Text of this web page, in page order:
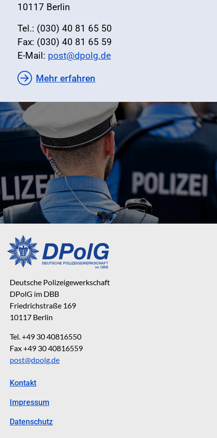
10117 Berlin
Tel.: (030) 40 81 65 50
Fax: (030) 40 81 65 59
E-Mail: post@dpolg.de
Mehr erfahren
Deutsche Polizeigewerkschaft
DPolG im DBB
Friedrichstraße 169
10117 Berlin
Tel. +49 30 40816550
Fax +49 30 40816559
post@dpolg.de
Kontakt
Impressum
Datenschutz